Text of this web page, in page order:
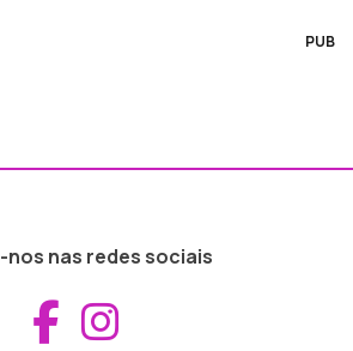
PUB
nos nas redes sociais
Aceder ao